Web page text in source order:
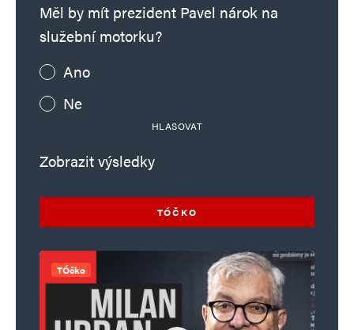
Měl by mít prezident Pavel nárok na
služební motorku?
Ano
Ne
HLASOVAT
Zobrazit výsledky
TÓČKO
TÓčko